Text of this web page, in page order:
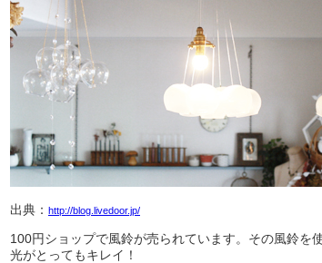
出典： http://blog.livedoor.jp/
100円ショップで風鈴が売られています。その風鈴を
光がとってもキレイ！